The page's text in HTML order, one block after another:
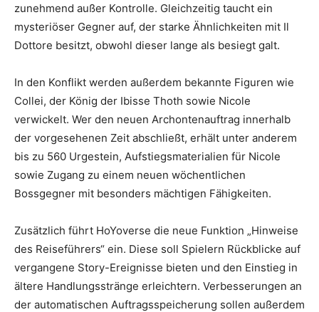
zunehmend außer Kontrolle. Gleichzeitig taucht ein
mysteriöser Gegner auf, der starke Ähnlichkeiten mit Il
Dottore besitzt, obwohl dieser lange als besiegt galt.
In den Konflikt werden außerdem bekannte Figuren wie
Collei, der König der Ibisse Thoth sowie Nicole
verwickelt. Wer den neuen Archontenauftrag innerhalb
der vorgesehenen Zeit abschließt, erhält unter anderem
bis zu 560 Urgestein, Aufstiegsmaterialien für Nicole
sowie Zugang zu einem neuen wöchentlichen
Bossgegner mit besonders mächtigen Fähigkeiten.
Zusätzlich führt HoYoverse die neue Funktion „Hinweise
des Reiseführers“ ein. Diese soll Spielern Rückblicke auf
vergangene Story-Ereignisse bieten und den Einstieg in
ältere Handlungsstränge erleichtern. Verbesserungen an
der automatischen Auftragsspeicherung sollen außerdem